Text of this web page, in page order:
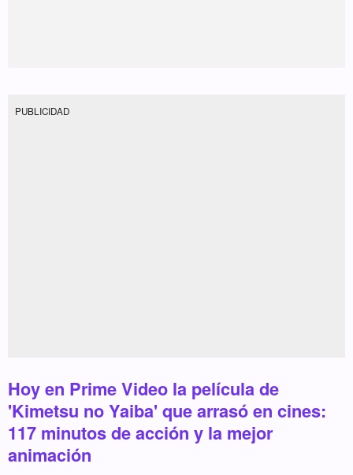
PUBLICIDAD
Hoy en Prime Video la película de
'Kimetsu no Yaiba' que arrasó en cines:
117 minutos de acción y la mejor
animación